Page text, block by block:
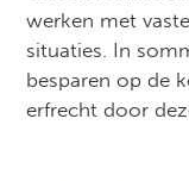
werken met
situaties. In
besparen op de
erfrecht door